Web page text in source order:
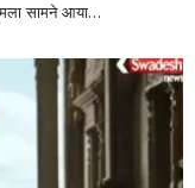
सामने आया…